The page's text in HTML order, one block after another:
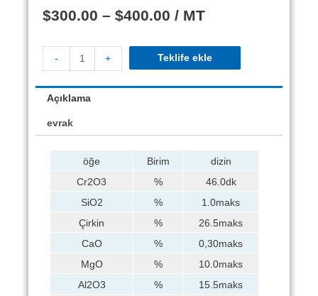
$300.00 – $400.00 / MT
- + Teklife ekle
Açıklama
evrak
öğe Birim
dizin
Cr2O3
%
46.0dk
SiO2
%
1.0maks
Çirkin
%
26.5maks
CaO
%
0,30maks
MgO
%
10.0maks
Al2O3
%
15.5maks